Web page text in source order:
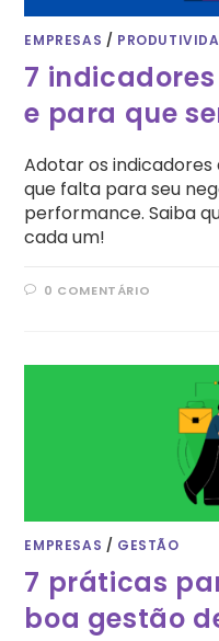
EMPRESAS /
7
e para que
Adotar os
que falta para seu
performance. Saiba
cada um!
0 COMENTÁRIO
EMPRESAS / GESTÃO
7 práticas
boa gestão